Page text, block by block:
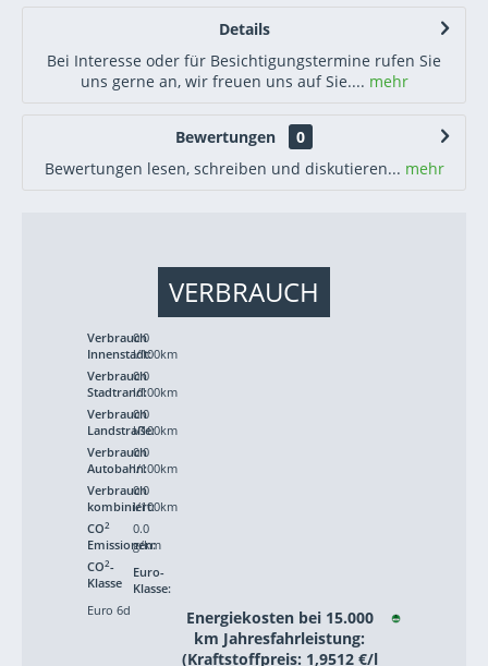
Details
Bei Interesse oder für Besichtigungstermine rufen Sie
uns gerne an, wir freuen uns auf Sie.... mehr
Bewertungen
0
Bewertungen lesen, schreiben und diskutieren... mehr
VERBRAUCH
Verbrauch
Innenstadt:
0.0
l/100km
Verbrauch
Stadtrand:
0.0
l/100km
Verbrauch
Landstraße:
0.0
l/100km
Verbrauch
Autobahn:
0.0
l/100km
Verbrauch
kombiniert:
0.0
l/100km
CO2
Emissionen:
0.0
g/km
CO2-
Klasse
Euro-
Klasse:
Euro 6d
Energiekosten bei 15.000
km Jahresfahrleistung:
(Kraftstoffpreis: 1,9512 €/l